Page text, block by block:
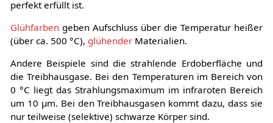
perfekt erfüllt ist.
Glühfarbengeben Aufschluss über die Temperatur heißer
(über ca. 500 °C), glühenderMaterialien.
Andere Beispiele sind die strahlende Erdoberfläche und
die Treibhausgase. Bei den Temperaturen im Bereich von
0 °C liegt das Strahlungsmaximum im infraroten Bereich
um 10 μm. Bei den Treibhausgasen kommt dazu, dass sie
nur teilweise (selektive) schwarze Körper sind.